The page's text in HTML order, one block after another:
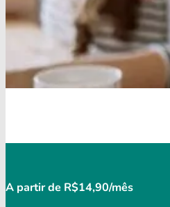
A partir de R$14,90/mês